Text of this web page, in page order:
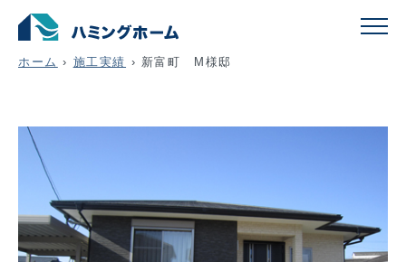
新富町 M様邸
ホーム › 施工実績 › 新富町 M様邸